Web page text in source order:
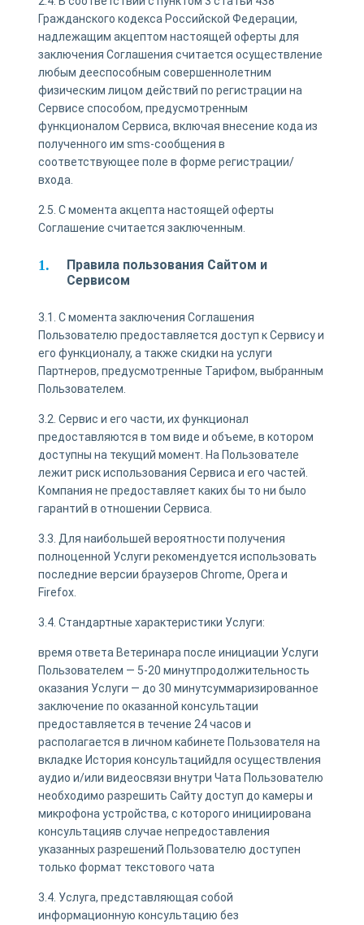
Гражданского кодекса Российской Федерации,
надлежащим акцептом настоящей оферты для
заключения Соглашения считается осуществление
любым дееспособным совершеннолетним
физическим лицом действий по регистрации на
Сервисе способом, предусмотренным
функционалом Сервиса, включая внесение кода из
полученного им sms-сообщения в
соответствующее поле в форме регистрации/
входа.
2.5. С момента акцепта настоящей оферты
Соглашение считается заключенным.
Правила пользования Сайтом и
Сервисом
3.1. С момента заключения Соглашения
Пользователю предоставляется доступ к Сервису и
его функционалу, а также скидки на услуги
Партнеров, предусмотренные Тарифом, выбранным
Пользователем.
3.2. Сервис и его части, их функционал
предоставляются в том виде и объеме, в котором
доступны на текущий момент. На Пользователе
лежит риск использования Сервиса и его частей.
Компания не предоставляет каких бы то ни было
гарантий в отношении Сервиса.
3.3. Для наибольшей вероятности получения
полноценной Услуги рекомендуется использовать
последние версии браузеров Chrome, Opera и
Firefox.
3.4. Стандартные характеристики Услуги:
время ответа Ветеринара после инициации Услуги
Пользователем — 5-20 минутпродолжительность
оказания Услуги — до 30 минутсуммаризированное
заключение по оказанной консультации
предоставляется в течение 24 часов и
располагается в личном кабинете Пользователя на
вкладке История консультацийдля осуществления
аудио и/или видеосвязи внутри Чата Пользователю
необходимо разрешить Сайту доступ до камеры и
микрофона устройства, с которого инициирована
консультацияв случае непредоставления
указанных разрешений Пользователю доступен
только формат текстового чата
3.4. Услуга, представляющая собой
информационную консультацию без